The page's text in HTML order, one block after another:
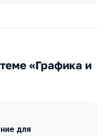
«Графика и
для